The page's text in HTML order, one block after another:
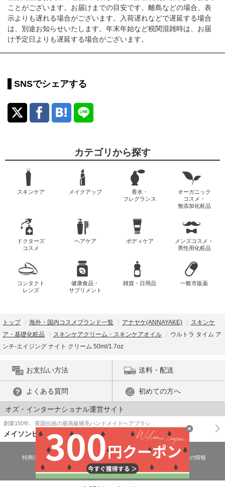
ことがございます。お届けまでの目安です。離島などの場合、表
示よりも遅れる場合がございます。入荷遅れなどで遅延する場合
は、別途お知らせいたします。年末年始など税関混雑時は、お届
け予定日よりも遅延する場合がございます。
SNSでシェアする
カテゴリから探す
スキンケア メイクアップ
香水・
フレグランス
オーガニック
コスメ・
無添加化粧品
ドクターズ
コスメ
ヘアケア ボディケア
メンズコスメ・
男性用化粧品
コンタクト
レンズ
健康食品・
サプリメント
雑貨・日用品 一般市販薬
トップ 海外・国内コスメブランド一覧 アナヤケ(ANNAYAKE)
スキンケ
ア・基礎化粧品
スキンケアクリーム・スキンケアオイル
ウルトラ タイム ア
ンチ-エイジング ナイト クリーム 50ml/1.7oz
お支払い方法 送料・配送
よくある質問 初めての方へ
オズ・インターナショナル運営サイト
創業150年、英国伝統の最高級猪毛ハンドメイドヘアブラシ
メイソンピアソン
特商法に基づく表示 プライバシーポリシー
医薬品販売許可証の情報
ご利用規約
PC版で表示